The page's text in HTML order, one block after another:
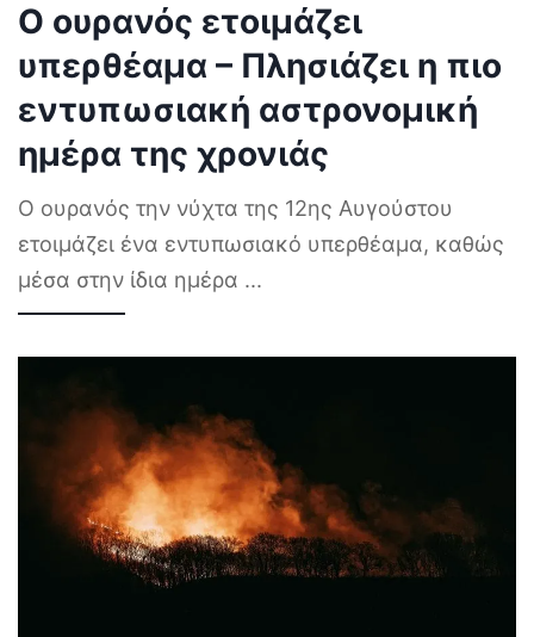
Ο ουρανός ετοιμάζει
υπερθέαμα – Πλησιάζει η πιο
εντυπωσιακή αστρονομική
ημέρα της χρονιάς
Ο ουρανός την νύχτα της 12ης Αυγούστου
ετοιμάζει ένα εντυπωσιακό υπερθέαμα, καθώς
μέσα στην ίδια ημέρα ...